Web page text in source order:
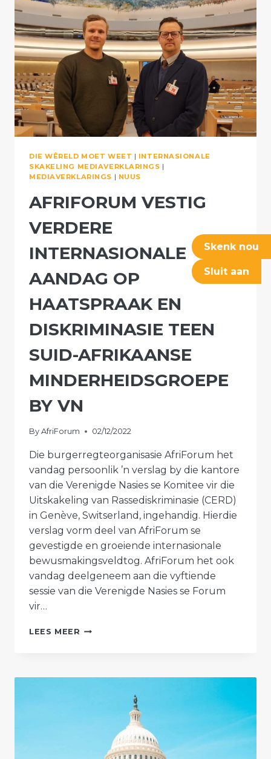
BURGERSKAP
BEVESTIG
DIE WÊRELD MOET WEET | INTERNASIONALE
SKAKELING MEDIAVERKLARINGS |
MEDIAVERKLARINGS | NUUS
AFRIFORUM VESTIG
VERDERE
INTERNASIONALE
AANDAG OP
HAATSPRAAK EN
DISKRIMINASIE TEEN
SUID-AFRIKAANSE
MINDERHEIDSGROEPE
BY VN
By AfriForum 02/12/2022
Die burgerregteorganisasie AfriForum het
vandag persoonlik ’n verslag by die kantore
van die Verenigde Nasies se Komitee vir die
Uitskakeling van Rassediskriminasie (CERD)
in Genève, Switserland, ingehandig. Hierdie
verslag vorm deel van AfriForum se
gevestigde en groeiende internasionale
bewusmakingsveldtog. AfriForum het ook
vandag deelgeneem aan die vyftiende
sessie van die Verenigde Nasies se Forum
vir…
LEES MEER AFRIFORUM
AANDAG
HAATSPRAAK
DISKRIMINASIE
Skenk nou
Sluit aan